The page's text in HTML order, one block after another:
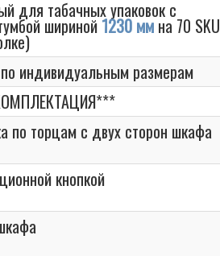
для табачных упаковок с
шириной1230 мм на 70 SKU
индивидуальным размерам
по торцам с двух сторон шкафа
кнопкой